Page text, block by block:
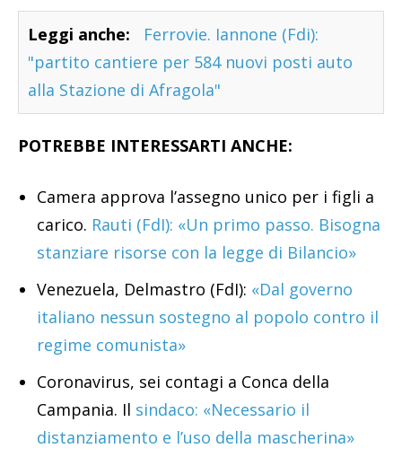
Leggi anche:
Ferrovie. Iannone (Fdi):
"partito cantiere per 584 nuovi posti auto
alla Stazione di Afragola"
POTREBBE INTERESSARTI ANCHE:
Camera approva l’assegno unico per i figli a
carico. Rauti (FdI): «Un primo passo. Bisogna
stanziare risorse con la legge di Bilancio»
Venezuela, Delmastro (FdI): «Dal governo
italiano nessun sostegno al popolo contro il
regime comunista»
Coronavirus, sei contagi a Conca della
Campania. Il sindaco: «Necessario il
distanziamento e l’uso della mascherina»